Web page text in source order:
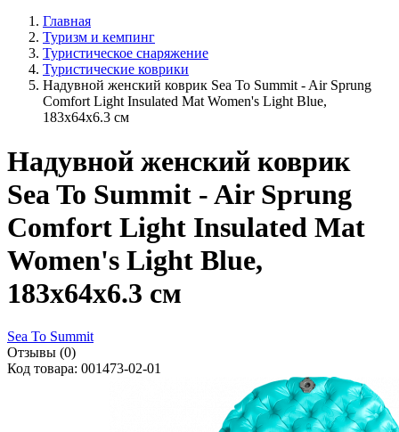
Главная
Туризм и кемпинг
Туристическое снаряжение
Туристические коврики
Надувной женский коврик Sea To Summit - Air Sprung
Comfort Light Insulated Mat Women's Light Blue,
183x64x6.3 см
Надувной женский коврик
Sea To Summit - Air Sprung
Comfort Light Insulated Mat
Women's Light Blue,
183x64x6.3 см
Sea To Summit
Отзывы (0)
Код товара: 001473-02-01